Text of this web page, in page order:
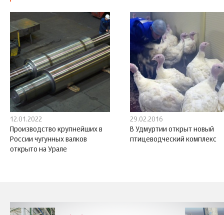
12.01.2022
Производство крупнейших в
России чугунных валков
открыто на Урале
29.02.2016
В Удмуртии открыт новый
птицеводческий комплекс